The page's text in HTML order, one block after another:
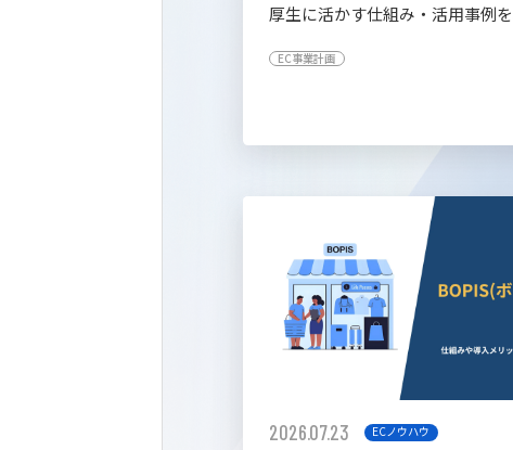
厚生に活かす仕組み・活用事例
EC事業計画
2026.07.23 ECノウハウ